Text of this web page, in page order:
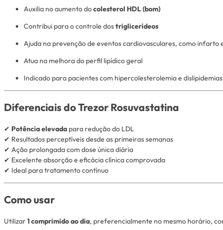
Auxilia no aumento docolesterol HDL (bom)
Contribui para o controle dostriglicerídeos
Ajuda na prevenção de eventos cardiovasculares, como infarto
Atua na melhora do perfil lipídico geral
Indicado para pacientes com hipercolesterolemia e
Diferenciais do Trezor Rosuvastatina
✔ Potência elevada para redução do LDL
✔ Resultados perceptíveis desde as primeiras semanas
✔ Ação prolongada com dose única diária
✔ Excelente absorção e eficácia clínica comprovada
✔ Ideal para tratamento contínuo
Como usar
Utilizar1 comprimido ao dia, preferencialmente no mesmo horário,